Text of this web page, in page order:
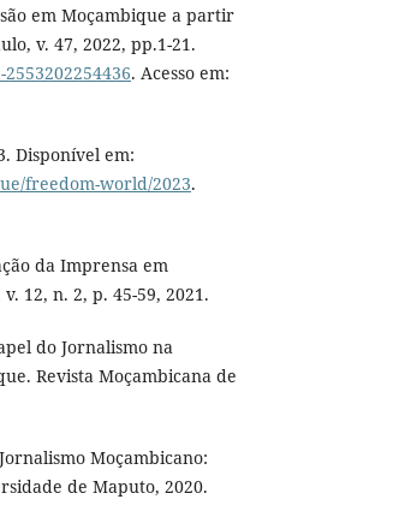
em Moçambique a partir
v. 47, 2022, pp.1-21.
. Acesso em:
Disponível em:
freedom-world/2023.
da Imprensa em
12, n. 2, p. 45-59, 2021.
do Jornalismo na
Revista Moçambicana de
Moçambicano:
de Maputo, 2020.